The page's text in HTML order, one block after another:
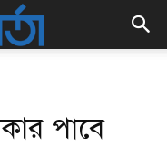
পাবে